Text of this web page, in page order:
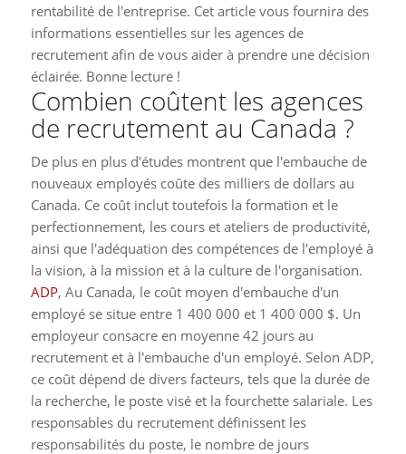
rentabilité de l'entreprise. Cet article vous fournira des
informations essentielles sur les agences de
recrutement afin de vous aider à prendre une décision
éclairée. Bonne lecture !
Combien coûtent les agences
de recrutement au Canada ?
De plus en plus d'études montrent que l'embauche de
nouveaux employés coûte des milliers de dollars au
Canada. Ce coût inclut toutefois la formation et le
perfectionnement, les cours et ateliers de productivité,
ainsi que l'adéquation des compétences de l'employé à
la vision, à la mission et à la culture de l'organisation.
ADP, Au Canada, le coût moyen d'embauche d'un
employé se situe entre 1 400 000 et 1 400 000 $. Un
employeur consacre en moyenne 42 jours au
recrutement et à l'embauche d'un employé. Selon ADP,
ce coût dépend de divers facteurs, tels que la durée de
la recherche, le poste visé et la fourchette salariale. Les
responsables du recrutement définissent les
responsabilités du poste, le nombre de jours